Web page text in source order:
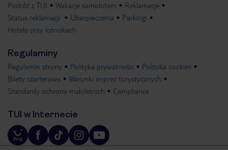
Podróż z TUI Wakacje samolotem
Reklamacje
Status reklamacji
Ubezpieczenia
Parkingi
Hotele przy lotniskach
Regulaminy
Regulamin strony Polityka prywatności
Polityka cookies
Bilety czarterowe
Warunki imprez turystycznych
Standardy ochrony małoletnich
Compliance
TUI w Internecie